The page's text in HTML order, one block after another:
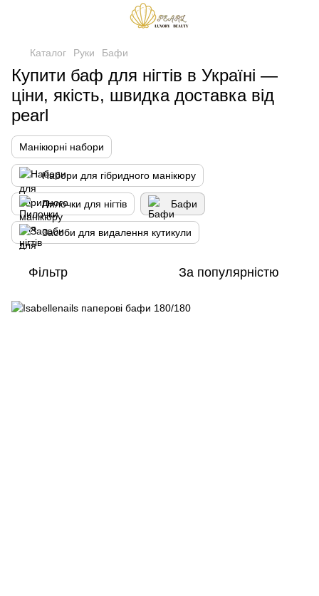
Каталог Руки Бафи
Купити баф для нігтів в Україні —
ціни, якість, швидка доставка від
pearl
Манікюрні набори
Набори для гібридного манікюру
Пилочки для нігтів Бафи
Засоби для видалення кутикули
Фільтр За популярністю